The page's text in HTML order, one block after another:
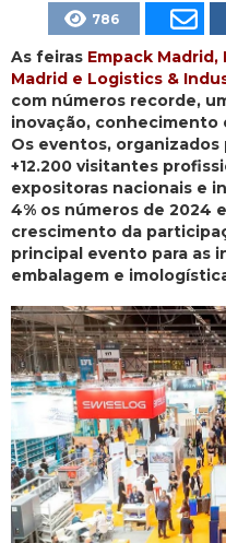
786
As feiras Empack
Madrid e Logistics &
com números recorde,
inovação,
Os eventos, organizados
+12.200 visitantes
expositoras nacionais e
4% os números de 2024
crescimento da
principal evento para as
embalagem e